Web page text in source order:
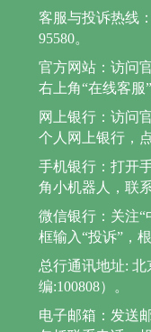
客服与投诉热线
95580。
官方网站：访问
右上角“在线客服”
网上银行：访问
个人网上银行，
手机银行：打开
角小机器人，联
微信银行：关注
框输入“投诉”，
总行通讯地址:
编:100808）。
电子邮箱：发送